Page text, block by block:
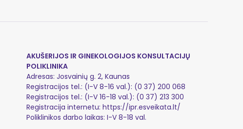
AKUŠERIJOS IR GINEKOLOGIJOS KONSULTACIJŲ
POLIKLINIKA
Adresas: Josvainių g. 2, Kaunas
Registracijos tel.: (I-V 8-16 val.): (0 37) 200 068
Registracijos tel.: (I-V 16-18 val.): (0 37) 213 300
Registracija internetu: https://ipr.esveikata.lt/
Poliklinikos darbo laikas: I-V 8-18 val.